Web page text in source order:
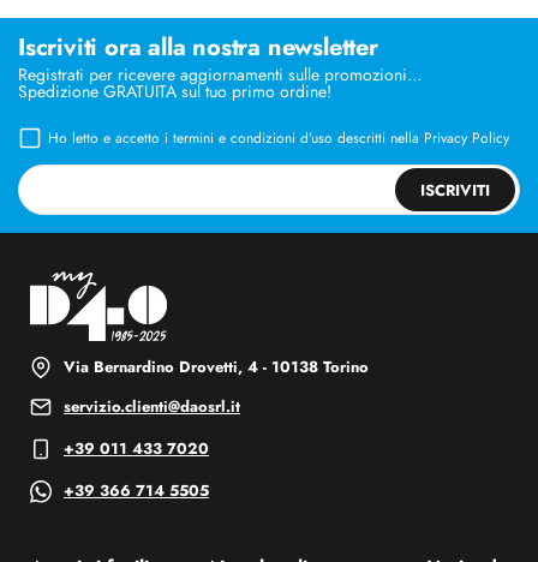
Iscriviti ora alla nostra newsletter
Registrati per ricevere aggiornamenti sulle promozioni…
Spedizione GRATUITA sul tuo primo ordine!
Ho letto e accetto i termini e condizioni d’uso descritti nella Privacy Policy
ISCRIVITI
Via Bernardino Drovetti, 4 - 10138 Torino
servizio.clienti@daosrl.it
+39 011 433 7020
+39 366 714 5505